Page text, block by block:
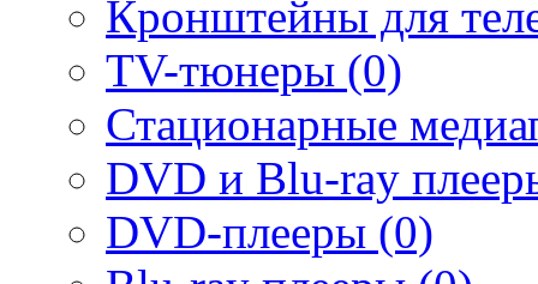
Кронштейны для
TV-тюнеры (0)
Стационарные
DVD и Blu-ray
DVD-плееры (0)